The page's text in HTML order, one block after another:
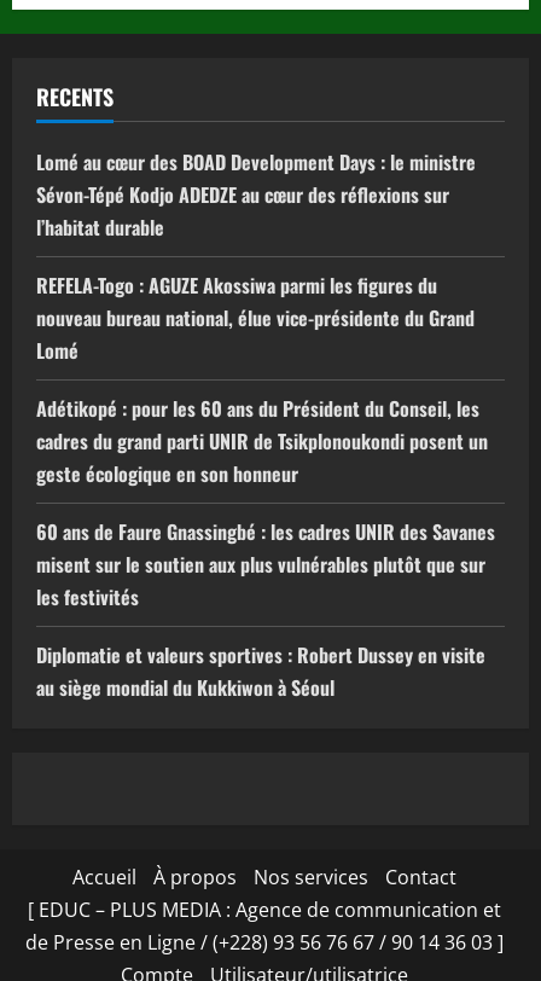
RECENTS
Lomé au cœur des BOAD Development Days : le ministre
Sévon-Tépé Kodjo ADEDZE au cœur des réflexions sur
l’habitat durable
REFELA-Togo : AGUZE Akossiwa parmi les figures du
nouveau bureau national, élue vice-présidente du Grand
Lomé
Adétikopé : pour les 60 ans du Président du Conseil, les
cadres du grand parti UNIR de Tsikplonoukondi posent un
geste écologique en son honneur
60 ans de Faure Gnassingbé : les cadres UNIR des Savanes
misent sur le soutien aux plus vulnérables plutôt que sur
les festivités
Diplomatie et valeurs sportives : Robert Dussey en visite
au siège mondial du Kukkiwon à Séoul
Accueil À propos Nos services
Contact
[ EDUC – PLUS MEDIA : Agence de communication et
de Presse en Ligne / (+228) 93 56 76 67 / 90 14 36 03 ]
Compte
Utilisateur/utilisatrice